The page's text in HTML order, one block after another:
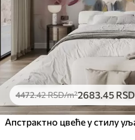
Премиум
.333800.00RSD/m²
Peel and Stick
8166.674900.00RSD/m²
4472.42RSD/m²2683 .45 RSD